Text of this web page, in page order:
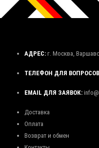
АДРЕС: г. Москва,
ТЕЛЕФОН ДЛЯ
EMAIL ДЛЯ ЗАЯВОК:
Доставка
Оплата
Возврат и обмен